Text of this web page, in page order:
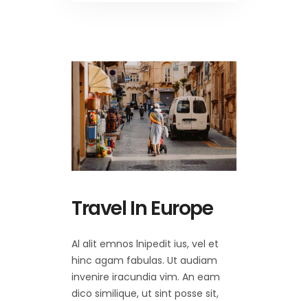
Travel In Europe
Al alit emnos lnipedit ius, vel et
hinc agam fabulas. Ut audiam
invenire iracundia vim. An eam
dico similique, ut sint posse sit,